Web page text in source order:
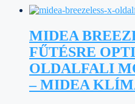
MIDEA
FŰTÉSRE
OLDALFALI
– MIDEA